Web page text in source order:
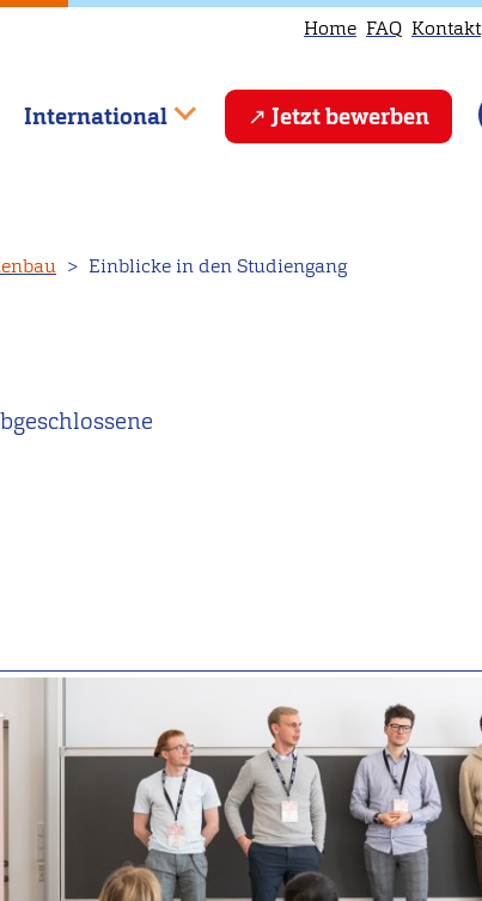
Home FAQ Kontakt
International Jetzt bewerben
Einblicke in den Studiengang